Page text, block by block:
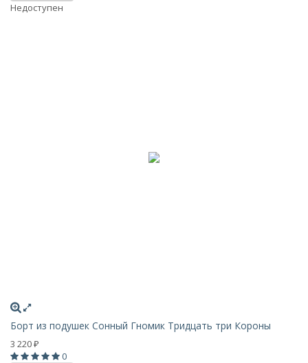
Недоступен
Борт из подушек Сонный Гномик Тридцать три Короны
3 220 ₽
0